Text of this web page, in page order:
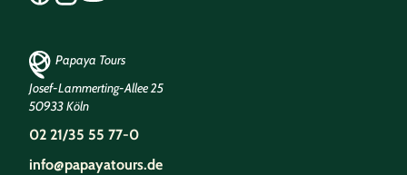
Papaya Tours
Josef-Lammerting-Allee 25
50933 Köln
02 21/35 55 77-0
info@papayatours.de